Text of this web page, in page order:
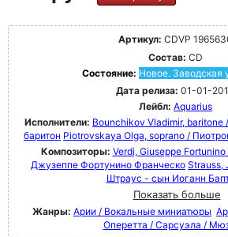
Артикул: CDVP
Состав: CD
Состояние: Новое. Заводская
Дата релиза: 01-01-
Лейбл: Aquarius
Исполнители: Bounchikov Vladimir,
баритон Piotrovskaya Olga, soprano /
Композиторы: Verdi, Giuseppe
Джузеппе Фортунино Франческо Strauss,
Штраус - сын Иоганн
Показать больше
Жанры: Арии / Вокальные миниатюры
Оперетта / Сарсуэла /